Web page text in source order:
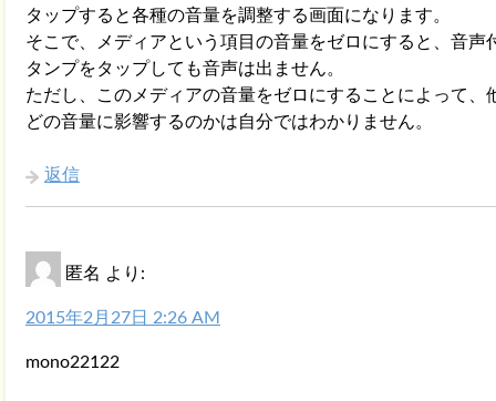
タップすると各種の音量を調整する画面になります。
そこで、メディアという項目の音量をゼロにすると、音声
タンプをタップしても音声は出ません。
ただし、このメディアの音量をゼロにすることによって、
どの音量に影響するのかは自分ではわかりません。
返信
匿名 より:
2015年2月27日 2:26 AM
mono22122